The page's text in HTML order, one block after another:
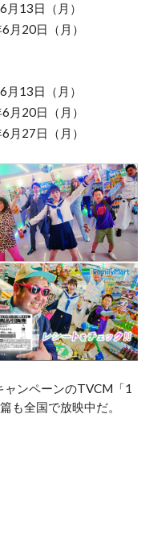
13日（月）
20日（月）
13日（月）
20日（月）
27日（月）
ャンペーンのTVCM「1
も全国で放映中だ。